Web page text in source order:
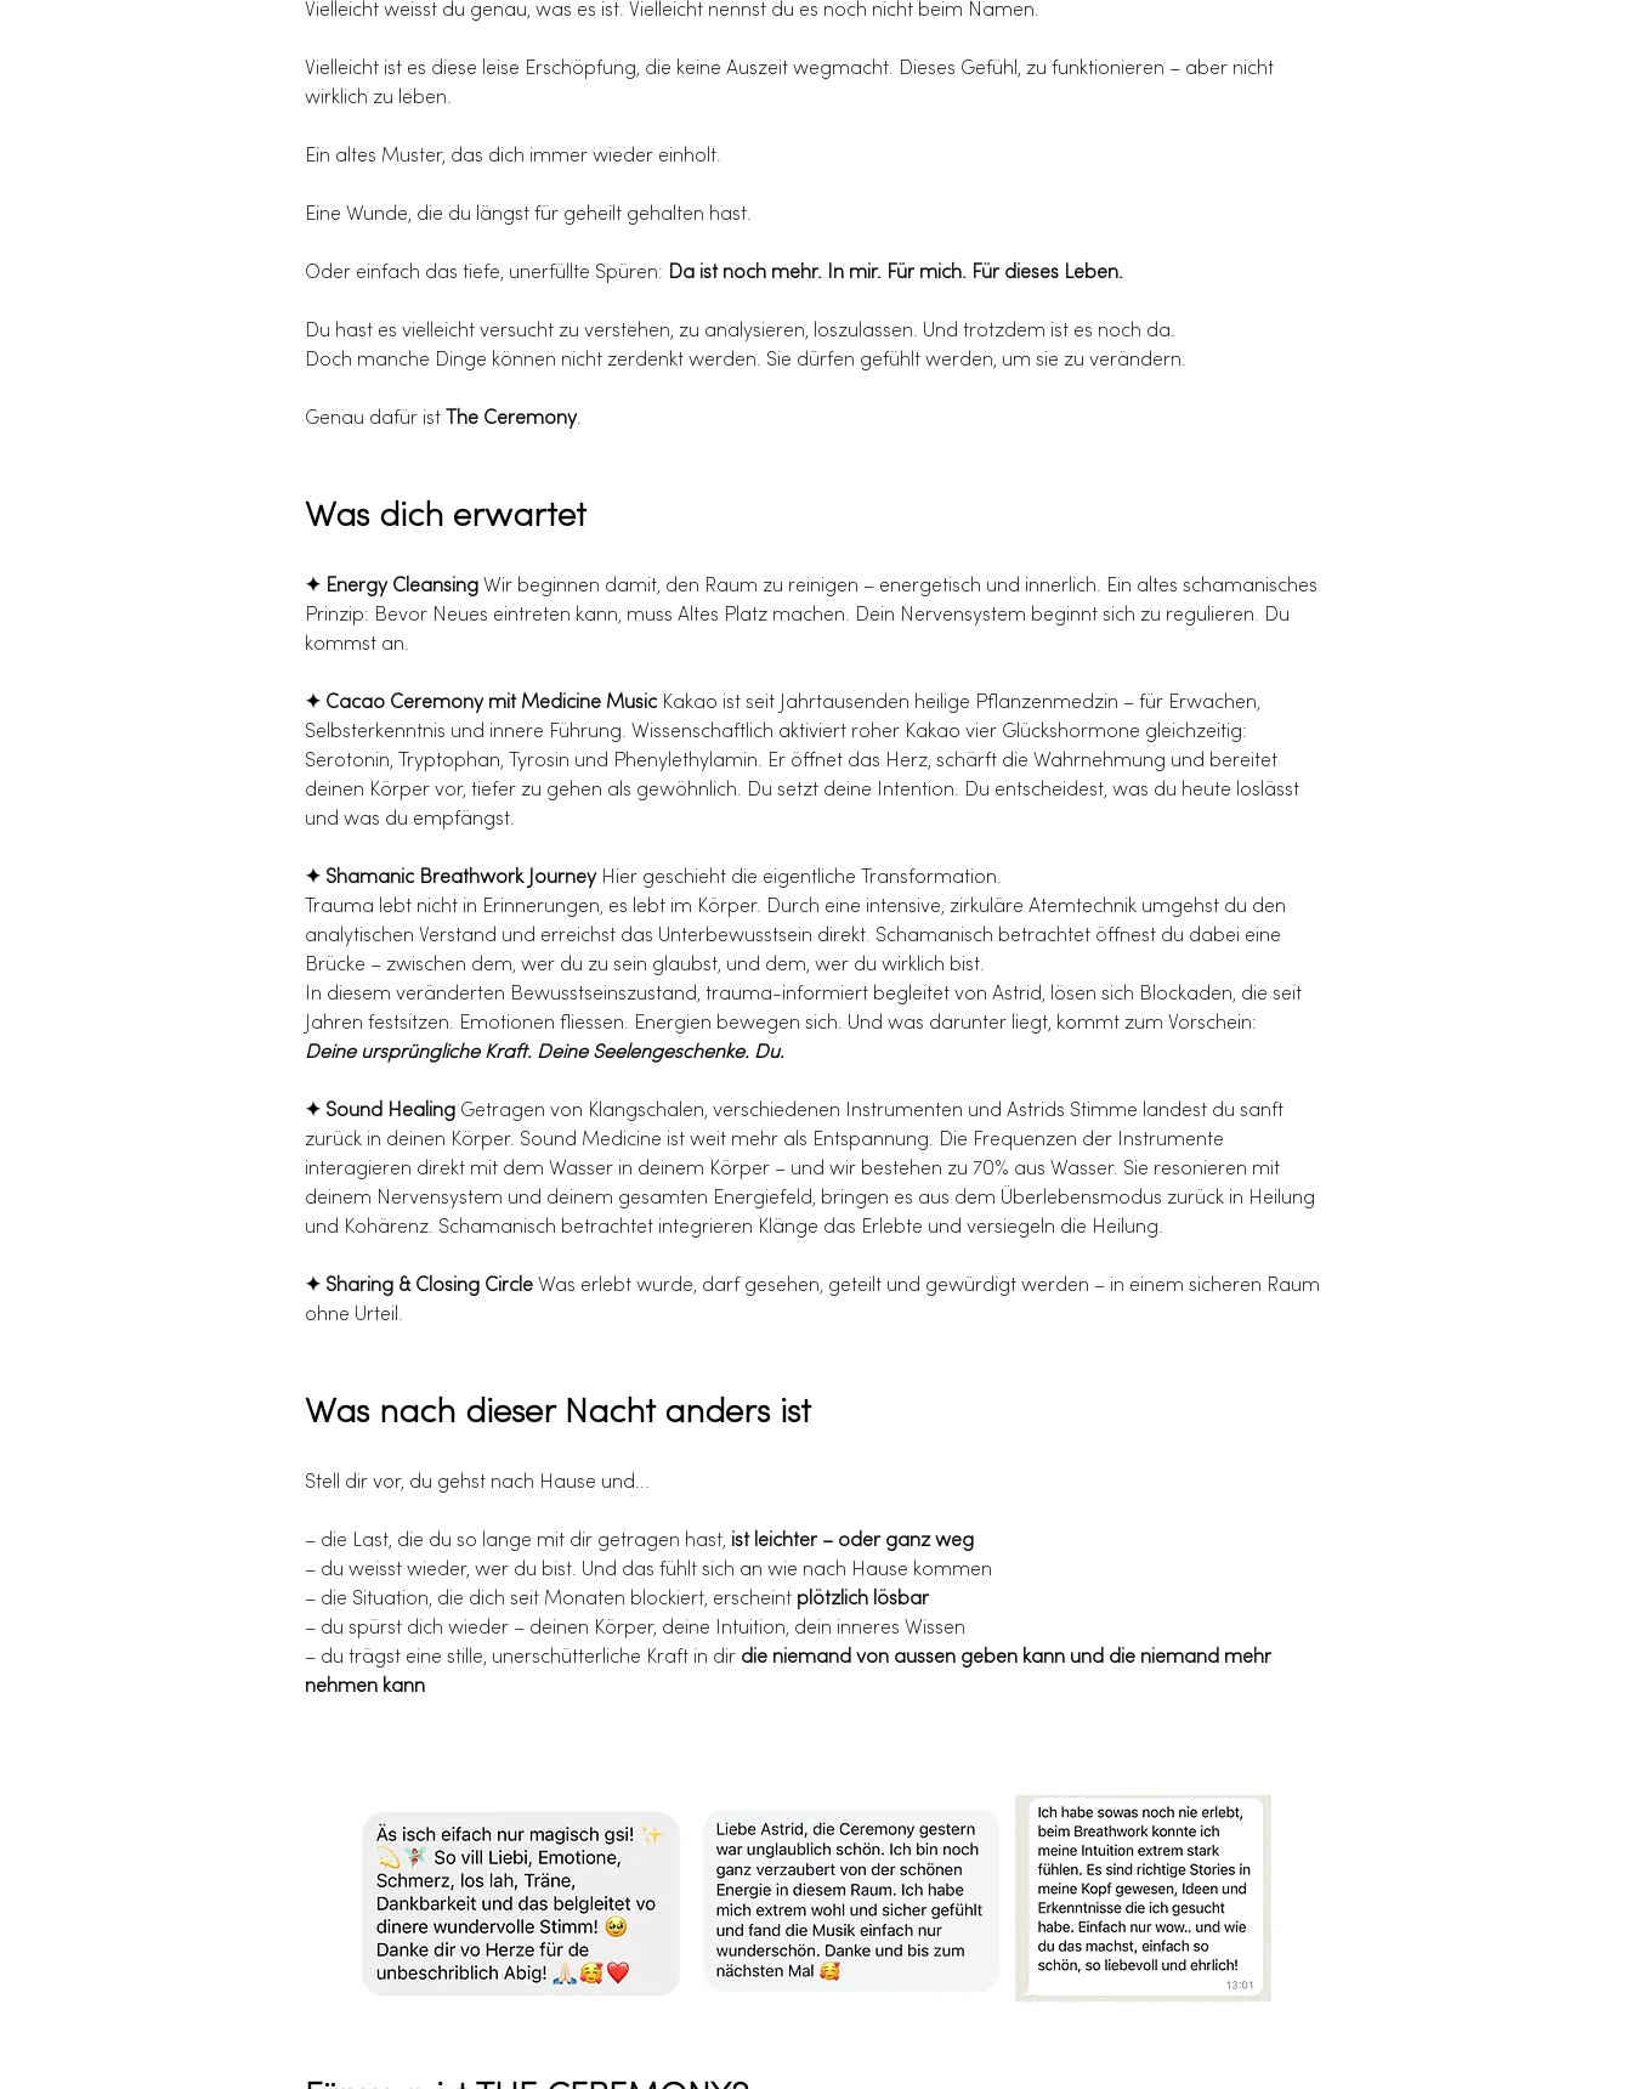
Vielleicht weisst du genau, was es ist. Vielleicht nennst du es noch nicht beim Namen.
Vielleicht ist es diese leise Erschöpfung, die keine Auszeit wegmacht. Dieses Gefühl, zu funktionieren – aber nicht
wirklich zu leben.
Ein altes Muster, das dich immer wieder einholt.
Eine Wunde, die du längst für geheilt gehalten hast.
Oder einfach das tiefe, unerfüllte Spüren: Da ist noch mehr. In mir. Für mich. Für dieses Leben.
Du hast es vielleicht versucht zu verstehen, zu analysieren, loszulassen. Und trotzdem ist es noch da.
Doch manche Dinge können nicht zerdenkt werden. Sie dürfen gefühlt werden, um sie zu verändern.
Genau dafür ist The Ceremony.
Was dich erwartet
✦ Energy Cleansing Wir beginnen damit, den Raum zu reinigen – energetisch und innerlich. Ein altes schamanisches
Prinzip: Bevor Neues eintreten kann, muss Altes Platz machen. Dein Nervensystem beginnt sich zu regulieren. Du
kommst an.
✦ Cacao Ceremony mit Medicine Music Kakao ist seit Jahrtausenden heilige Pflanzenmedzin – für Erwachen,
Selbsterkenntnis und innere Führung. Wissenschaftlich aktiviert roher Kakao vier Glückshormone gleichzeitig:
Serotonin, Tryptophan, Tyrosin und Phenylethylamin. Er öffnet das Herz, schärft die Wahrnehmung und bereitet
deinen Körper vor, tiefer zu gehen als gewöhnlich. Du setzt deine Intention. Du entscheidest, was du heute loslässt
und was du empfängst.
✦ Shamanic Breathwork Journey Hier geschieht die eigentliche Transformation.
Trauma lebt nicht in Erinnerungen, es lebt im Körper. Durch eine intensive, zirkuläre Atemtechnik umgehst du den
analytischen Verstand und erreichst das Unterbewusstsein direkt. Schamanisch betrachtet öffnest du dabei eine
Brücke – zwischen dem, wer du zu sein glaubst, und dem, wer du wirklich bist.
In diesem veränderten Bewusstseinszustand, trauma-informiert begleitet von Astrid, lösen sich Blockaden, die seit
Jahren festsitzen. Emotionen fliessen. Energien bewegen sich. Und was darunter liegt, kommt zum Vorschein:
Deine ursprüngliche Kraft. Deine Seelengeschenke. Du.
✦ Sound Healing Getragen von Klangschalen, verschiedenen Instrumenten und Astrids Stimme landest du sanft
zurück in deinen Körper. Sound Medicine ist weit mehr als Entspannung. Die Frequenzen der Instrumente
interagieren direkt mit dem Wasser in deinem Körper – und wir bestehen zu 70% aus Wasser. Sie resonieren mit
deinem Nervensystem und deinem gesamten Energiefeld, bringen es aus dem Überlebensmodus zurück in Heilung
und Kohärenz. Schamanisch betrachtet integrieren Klänge das Erlebte und versiegeln die Heilung.
✦ Sharing & Closing Circle Was erlebt wurde, darf gesehen, geteilt und gewürdigt werden – in einem sicheren Raum
ohne Urteil.
Was nach dieser Nacht anders ist
Stell dir vor, du gehst nach Hause und...
– die Last, die du so lange mit dir getragen hast, ist leichter – oder ganz weg
– du weisst wieder, wer du bist. Und das fühlt sich an wie nach Hause kommen
– die Situation, die dich seit Monaten blockiert, erscheint plötzlich lösbar
– du spürst dich wieder – deinen Körper, deine Intuition, dein inneres Wissen
– du trägst eine stille, unerschütterliche Kraft in dir die niemand von aussen geben kann und die niemand mehr
nehmen kann